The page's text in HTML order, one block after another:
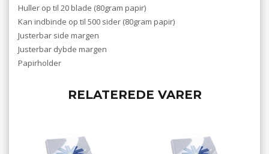
Huller op til 20 blade (80gram papir)
Kan indbinde op til 500 sider (80gram papir)
Justerbar side margen
Justerbar dybde margen
Papirholder
RELATEREDE VARER